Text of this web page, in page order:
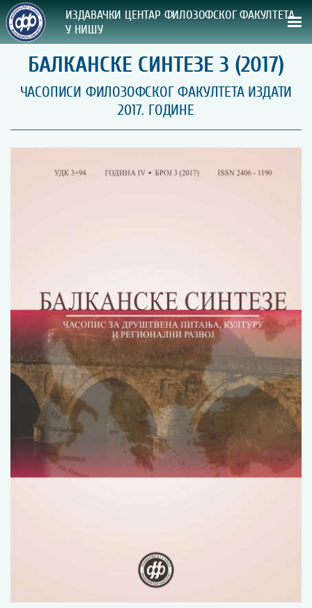
ИЗДАВАЧКИ ЦЕНТАР ФИЛОЗОФСКОГ ФАКУЛТЕТА
У НИШУ
СВА НАША ИЗДАЊА
ВРСТА ИЗДАЊА:
ГОДИНА ОБЈАВЉИВАЊА:
ПРЕГЛЕД
Изјава о ауторству
Изјава о лектури
Изјава о коришћењу ауторског дела
Упутство за бирање лиценце
Уговор са аутором
Логотипи
Шаблон прве стране и импресума [B5, ћир]
Шаблон прве стране и импресума [B5, лат]
Шаблон прве стране и импресума [B5, енг]
Етички кодекс
ПРЕТРАГА ИЗДАЊА
БАЛКАНСКЕ СИНТЕЗЕ 3 (2017)
ЧАСОПИСИ ФИЛОЗОФСКОГ ФАКУЛТЕТА ИЗДАТИ
2017. ГОДИНЕ